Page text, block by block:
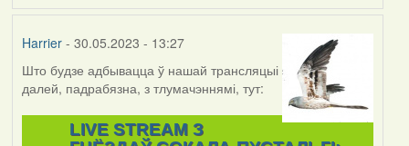
Harrier- 30.05.2023 - 13:27
Што будзе адбывацца ў нашай трансляцыі
далей, падрабязна, з тлумачэннямі, тут:
LIVE STREAM З